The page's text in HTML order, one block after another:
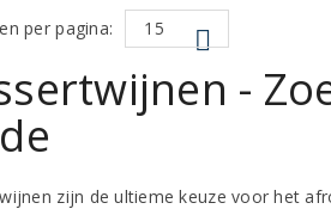
per pagina:
-
zijn de ultieme keuze voor het